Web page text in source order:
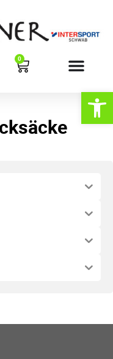
0